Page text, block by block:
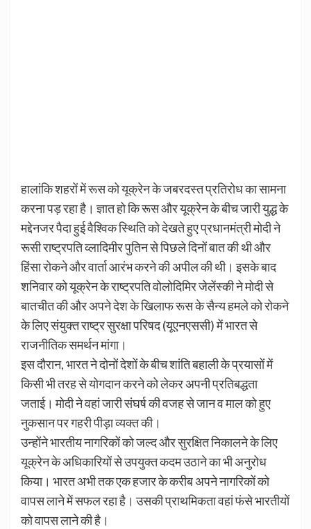
हालांकि शहरों में रूस को यूक्रेन के जबरदस्त प्रतिरोध का सामना
करना पड़ रहा है। ज्ञात हो कि रूस और यूक्रेन के बीच जारी युद्ध के
मद्देनजर पैदा हुई वैश्विक स्थिति को देखते हुए प्रधानमंत्री मोदी ने
रूसी राष्ट्रपति व्लादिमीर पुतिन से पिछले दिनों बात की थी और
हिंसा रोकने और वार्ता आरंभ करने की अपील की थी। इसके बाद
शनिवार को यूक्रेन के राष्ट्रपति वोलोदिमिर जेलेंस्की ने मोदी से
बातचीत की और अपने देश के खिलाफ रूस के सैन्य हमले को रोकने
के लिए संयुक्त राष्ट्र सुरक्षा परिषद (यूएनएससी) में भारत से
राजनीतिक समर्थन मांगा।
इस दौरान, भारत ने दोनों देशों के बीच शांति बहाली के प्रयासों में
किसी भी तरह से योगदान करने को लेकर अपनी प्रतिबद्धता
जताई। मोदी ने वहां जारी संघर्ष की वजह से जान व माल को हुए
नुकसान पर गहरी पीड़ा व्यक्त की।
उन्होंने भारतीय नागरिकों को जल्द और सुरक्षित निकालने के लिए
यूक्रेन के अधिकारियों से उपयुक्त कदम उठाने का भी अनुरोध
किया। भारत अभी तक एक हजार के करीब अपने नागरिकों को
वापस लाने में सफल रहा है। उसकी प्राथमिकता वहां फंसे भारतीयों
को वापस लाने की है।